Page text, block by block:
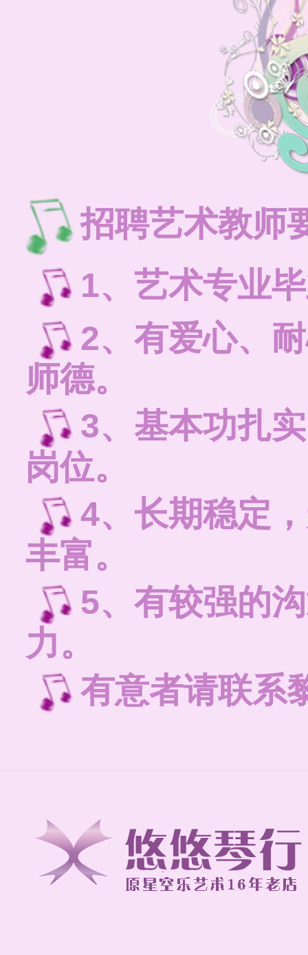
招聘艺术教师
1、艺术专业
2、有爱心、
师德。
3、基本功扎
岗位。
4、长期稳定
丰富。
5、有较强的
力。
有意者请联系